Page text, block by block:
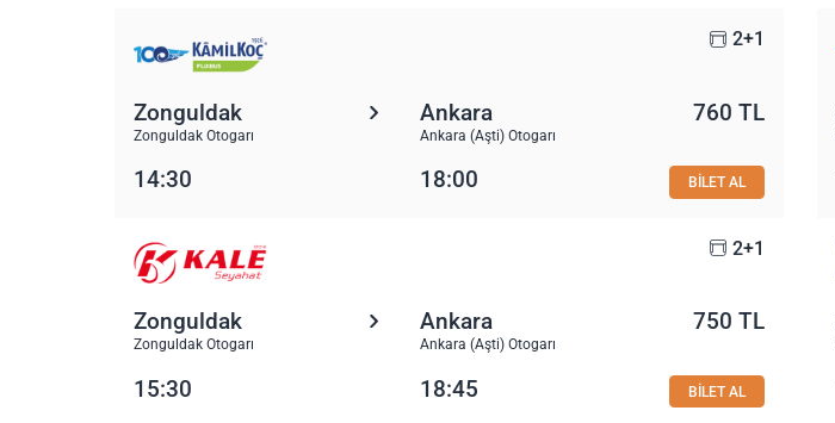
2+1
Zonguldak
Zonguldak Otogarı
Ankara
Ankara (Aşti) Otogarı
760 TL
14:30 18:00 BİLET AL
2+1
Zonguldak
Zonguldak Otogarı
Ankara
Ankara (Aşti) Otogarı
750 TL
15:30 18:45 BİLET AL